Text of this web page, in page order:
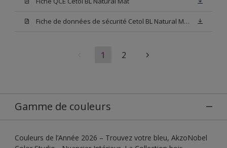
Fiche de données de sécurité Cetol BL Natural Mat Chêne Foncé
1 2
Gamme de couleurs
Couleurs de l’Année 2026 – Trouvez votre bleu, AkzoNobel